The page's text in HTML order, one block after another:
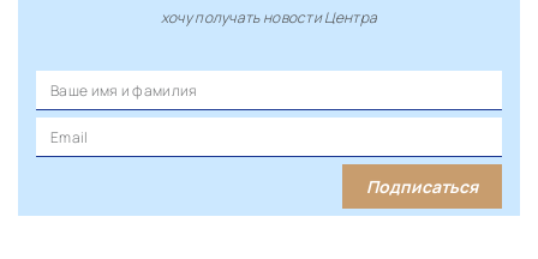
хочу получать новости Центра
Подписаться